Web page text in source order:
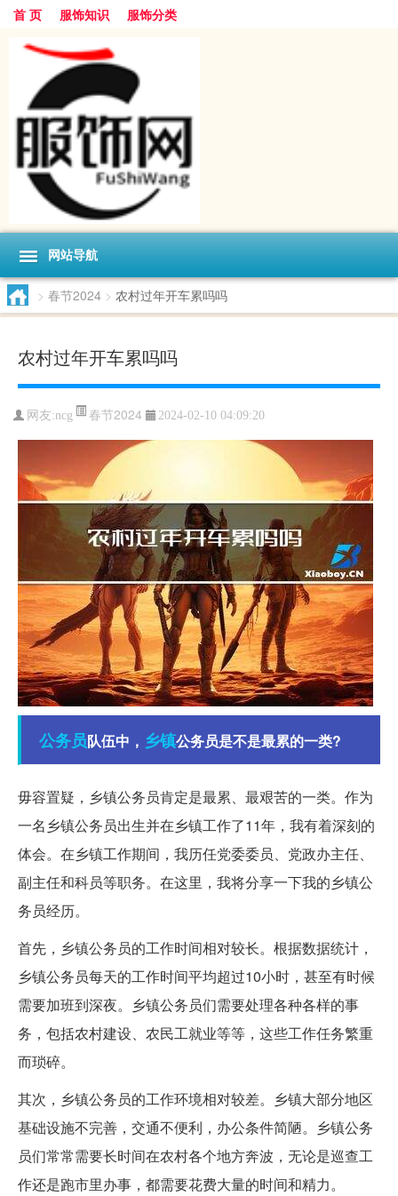
首 页 服饰知识 服饰分类
网站导航
> 春节2024 > 农村过年开车累吗吗
农村过年开车累吗吗
网友:ncg 春节2024 2024-02-10 04:09:20
公务员队伍中， 乡镇公务员是不是最累的一类?
毋容置疑，乡镇公务员肯定是最累、最艰苦的一类。作为
一名乡镇公务员出生并在乡镇工作了11年，我有着深刻的
体会。在乡镇工作期间，我历任党委委员、党政办主任、
副主任和科员等职务。在这里，我将分享一下我的乡镇公
务员经历。
首先，乡镇公务员的工作时间相对较长。根据数据统计，
乡镇公务员每天的工作时间平均超过10小时，甚至有时候
需要加班到深夜。乡镇公务员们需要处理各种各样的事
务，包括农村建设、农民工就业等等，这些工作任务繁重
而琐碎。
其次，乡镇公务员的工作环境相对较差。乡镇大部分地区
基础设施不完善，交通不便利，办公条件简陋。乡镇公务
员们常常需要长时间在农村各个地方奔波，无论是巡查工
作还是跑市里办事，都需要花费大量的时间和精力。